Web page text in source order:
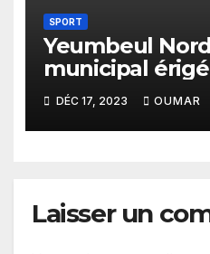
SPORT
Yeumbeul
municipal
de gravats
DÉC 17, 2023 OUMAR
Laisser un